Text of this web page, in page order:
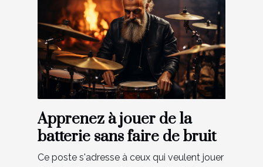
Apprenez à jouer de la
batterie sans faire de bruit
Ce poste s'adresse à ceux qui veulent jouer